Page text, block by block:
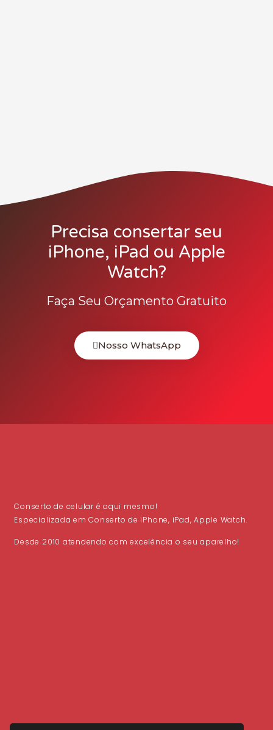
Precisa consertar seu
iPhone, iPad ou Apple
Watch?
Faça Seu Orçamento Gratuito
Nosso WhatsApp
Conserto de celular é aqui mesmo!
Especializada em Conserto de iPhone, iPad, Apple Watch.
Desde 2010 atendendo com excelência o seu aparelho!